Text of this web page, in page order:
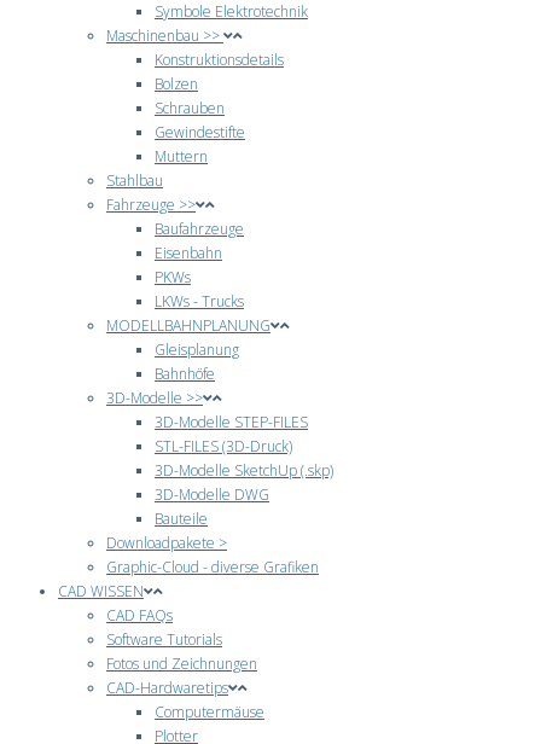
Symbole Elektrotechnik
Maschinenbau >>
Konstruktionsdetails
Bolzen
Schrauben
Gewindestifte
Muttern
Stahlbau
Fahrzeuge >>
Baufahrzeuge
Eisenbahn
PKWs
LKWs - Trucks
MODELLBAHNPLANUNG
Gleisplanung
Bahnhöfe
3D-Modelle >>
3D-Modelle STEP-FILES
STL-FILES (3D-Druck)
3D-Modelle SketchUp (.skp)
3D-Modelle DWG
Bauteile
Downloadpakete >
Graphic-Cloud - diverse Grafiken
CAD WISSEN
CAD FAQs
Software Tutorials
Fotos und Zeichnungen
CAD-Hardwaretips
Computermäuse
Plotter